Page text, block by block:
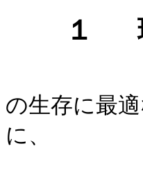
１
の生存に最
に、
昭和５０